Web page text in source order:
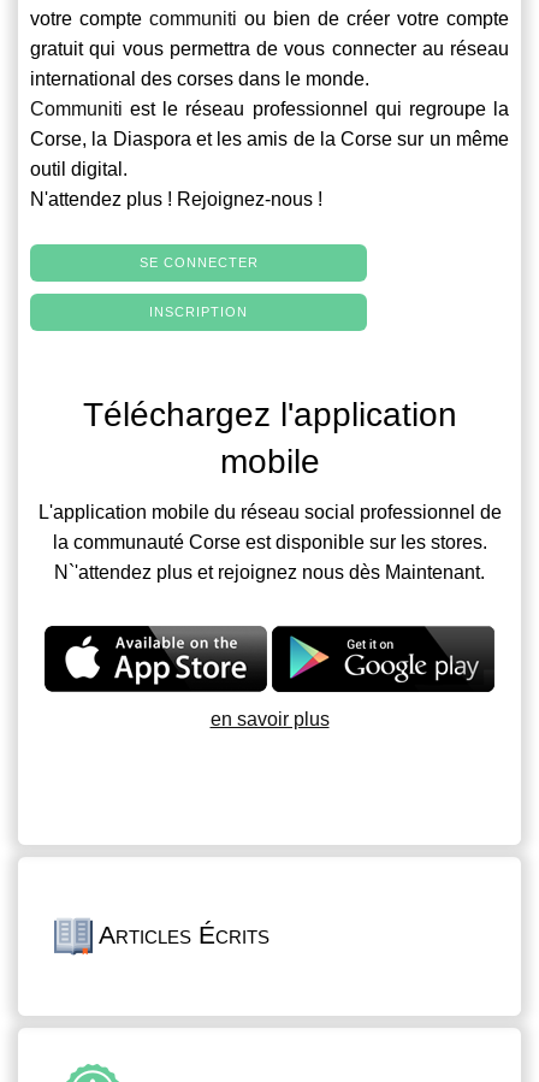
votre compte communiti ou bien de créer votre compte
gratuit qui vous permettra de vous connecter au réseau
international des corses dans le monde.
Communiti est le réseau professionnel qui regroupe la
Corse, la Diaspora et les amis de la Corse sur un même
outil digital.
N'attendez plus ! Rejoignez-nous !
SE CONNECTER
INSCRIPTION
Téléchargez l'application
mobile
L'application mobile du réseau social professionnel de
la communauté Corse est disponible sur les stores.
N`'attendez plus et rejoignez nous dès Maintenant.
en savoir plus
Articles Écrits